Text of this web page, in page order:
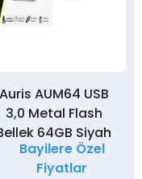
Auris AUM64 USB
3,0 Metal Flash
64GB Siyah
Bayilere Özel
Fiyatlar